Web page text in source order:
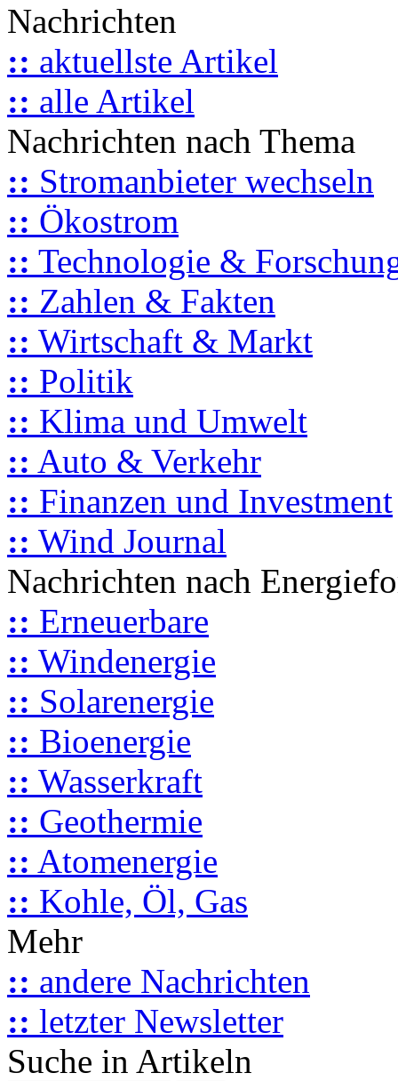
Nachrichten
:: aktuellste Artikel
:: alle Artikel
Nachrichten nach Thema
:: Stromanbieter wechseln
:: Ökostrom
:: Technologie &
:: Zahlen & Fakten
:: Wirtschaft & Markt
:: Politik
:: Klima und Umwelt
:: Auto & Verkehr
:: Finanzen und Investment
:: Wind Journal
Nachrichten nach
:: Erneuerbare
:: Windenergie
:: Solarenergie
:: Bioenergie
:: Wasserkraft
:: Geothermie
:: Atomenergie
:: Kohle, Öl, Gas
Mehr
:: andere Nachrichten
:: letzter Newsletter
Suche in Artikeln